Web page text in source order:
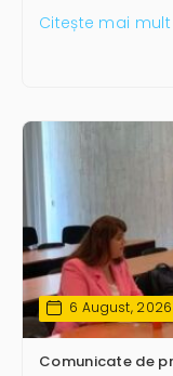
Citește mai mult
6 August, 2026
Comunicate de